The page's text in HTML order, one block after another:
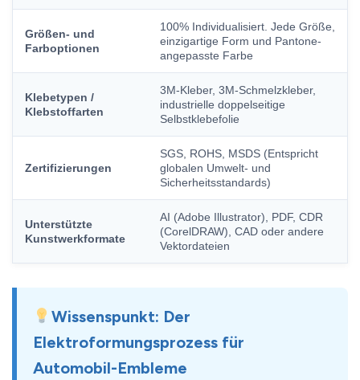
Größen- und
Farboptionen
100% Individualisiert. Jede Größe,
einzigartige Form und Pantone-
angepasste Farbe
Klebetypen /
Klebstoffarten
3M-Kleber, 3M-Schmelzkleber,
industrielle doppelseitige
Selbstklebefolie
Zertifizierungen
SGS, ROHS, MSDS (Entspricht
globalen Umwelt- und
Sicherheitsstandards)
Unterstützte
Kunstwerkformate
AI (Adobe Illustrator), PDF, CDR
(CorelDRAW), CAD oder andere
Vektordateien
Wissenspunkt: Der
Elektroformungsprozess für
Automobil-Embleme